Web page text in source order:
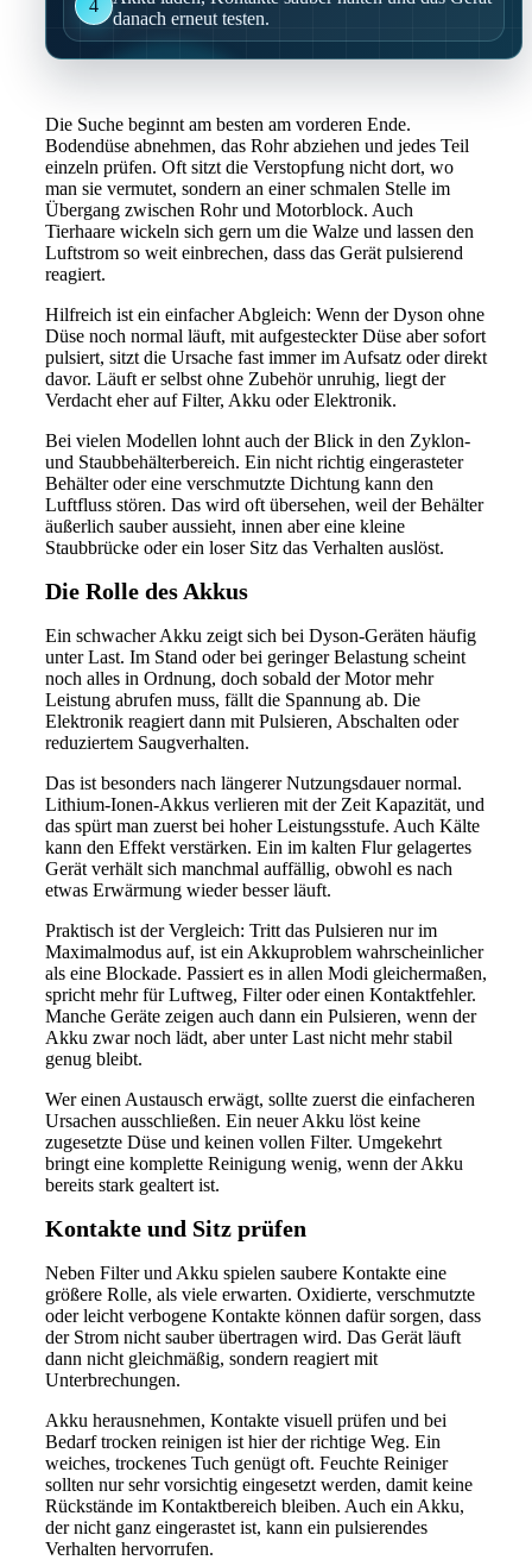
4
danach erneut testen.
Die Suche beginnt am besten am vorderen Ende.
Bodendüse abnehmen, das Rohr abziehen und jedes Teil
einzeln prüfen. Oft sitzt die Verstopfung nicht dort, wo
man sie vermutet, sondern an einer schmalen Stelle im
Übergang zwischen Rohr und Motorblock. Auch
Tierhaare wickeln sich gern um die Walze und lassen den
Luftstrom so weit einbrechen, dass das Gerät pulsierend
reagiert.
Hilfreich ist ein einfacher Abgleich: Wenn der Dyson ohne
Düse noch normal läuft, mit aufgesteckter Düse aber sofort
pulsiert, sitzt die Ursache fast immer im Aufsatz oder direkt
davor. Läuft er selbst ohne Zubehör unruhig, liegt der
Verdacht eher auf Filter, Akku oder Elektronik.
Bei vielen Modellen lohnt auch der Blick in den Zyklon-
und Staubbehälterbereich. Ein nicht richtig eingerasteter
Behälter oder eine verschmutzte Dichtung kann den
Luftfluss stören. Das wird oft übersehen, weil der Behälter
äußerlich sauber aussieht, innen aber eine kleine
Staubbrücke oder ein loser Sitz das Verhalten auslöst.
Die Rolle des Akkus
Ein schwacher Akku zeigt sich bei Dyson-Geräten häufig
unter Last. Im Stand oder bei geringer Belastung scheint
noch alles in Ordnung, doch sobald der Motor mehr
Leistung abrufen muss, fällt die Spannung ab. Die
Elektronik reagiert dann mit Pulsieren, Abschalten oder
reduziertem Saugverhalten.
Das ist besonders nach längerer Nutzungsdauer normal.
Lithium-Ionen-Akkus verlieren mit der Zeit Kapazität, und
das spürt man zuerst bei hoher Leistungsstufe. Auch Kälte
kann den Effekt verstärken. Ein im kalten Flur gelagertes
Gerät verhält sich manchmal auffällig, obwohl es nach
etwas Erwärmung wieder besser läuft.
Praktisch ist der Vergleich: Tritt das Pulsieren nur im
Maximalmodus auf, ist ein Akkuproblem wahrscheinlicher
als eine Blockade. Passiert es in allen Modi gleichermaßen,
spricht mehr für Luftweg, Filter oder einen Kontaktfehler.
Manche Geräte zeigen auch dann ein Pulsieren, wenn der
Akku zwar noch lädt, aber unter Last nicht mehr stabil
genug bleibt.
Wer einen Austausch erwägt, sollte zuerst die einfacheren
Ursachen ausschließen. Ein neuer Akku löst keine
zugesetzte Düse und keinen vollen Filter. Umgekehrt
bringt eine komplette Reinigung wenig, wenn der Akku
bereits stark gealtert ist.
Kontakte und Sitz prüfen
Neben Filter und Akku spielen saubere Kontakte eine
größere Rolle, als viele erwarten. Oxidierte, verschmutzte
oder leicht verbogene Kontakte können dafür sorgen, dass
der Strom nicht sauber übertragen wird. Das Gerät läuft
dann nicht gleichmäßig, sondern reagiert mit
Unterbrechungen.
Akku herausnehmen, Kontakte visuell prüfen und bei
Bedarf trocken reinigen ist hier der richtige Weg. Ein
weiches, trockenes Tuch genügt oft. Feuchte Reiniger
sollten nur sehr vorsichtig eingesetzt werden, damit keine
Rückstände im Kontaktbereich bleiben. Auch ein Akku,
der nicht ganz eingerastet ist, kann ein pulsierendes
Verhalten hervorrufen.